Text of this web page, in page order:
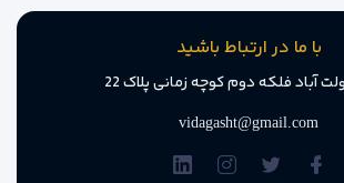
با ما در ارتباط باشید
آباد فلکه دوم کوچه زمانی پلاک 22
vidagasht@gmail.com